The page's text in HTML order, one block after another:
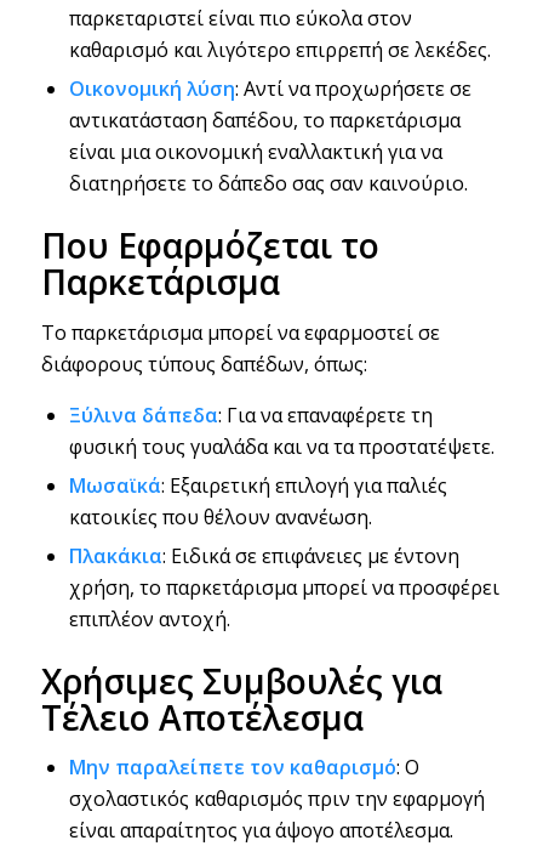
παρκεταριστεί είναι πιο εύκολα στον
καθαρισμό και λιγότερο επιρρεπή σε λεκέδες.
Οικονομική λύση: Αντί να προχωρήσετε σε
αντικατάσταση δαπέδου, το παρκετάρισμα
είναι μια οικονομική εναλλακτική για να
διατηρήσετε το δάπεδο σας σαν καινούριο.
Που Εφαρμόζεται το
Παρκετάρισμα
Το παρκετάρισμα μπορεί να εφαρμοστεί σε
διάφορους τύπους δαπέδων, όπως:
Ξύλινα δάπεδα: Για να επαναφέρετε τη
φυσική τους γυαλάδα και να τα προστατέψετε.
Μωσαϊκά: Εξαιρετική επιλογή για παλιές
κατοικίες που θέλουν ανανέωση.
Πλακάκια: Ειδικά σε επιφάνειες με έντονη
χρήση, το παρκετάρισμα μπορεί να προσφέρει
επιπλέον αντοχή.
Χρήσιμες Συμβουλές για
Τέλειο Αποτέλεσμα
Μην παραλείπετε τον καθαρισμό: Ο
σχολαστικός καθαρισμός πριν την εφαρμογή
είναι απαραίτητος για άψογο αποτέλεσμα.